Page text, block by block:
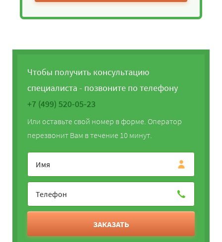
Чтобы получить консультацию
специалиста - позвоните по телефону
+7 (499) 520-05-23
Или оставьте свой номер в форме. Оператор
перезвонит Вам в течение 10 минут.
ЗАКАЗАТЬ